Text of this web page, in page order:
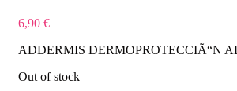
6,90 €
ADDERMIS DERMOPROTECCIÃ“N
Out of stock